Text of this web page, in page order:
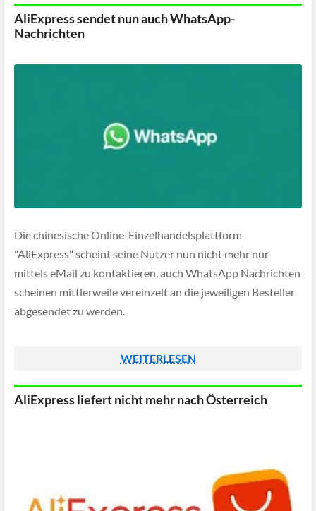
AliExpress sendet nun auch WhatsApp-
Nachrichten
Die chinesische Online-Einzelhandelsplattform
"AliExpress" scheint seine Nutzer nun nicht mehr nur
mittels eMail zu kontaktieren, auch WhatsApp Nachrichten
scheinen mittlerweile vereinzelt an die jeweiligen Besteller
abgesendet zu werden.
WEITERLESEN
AliExpress liefert nicht mehr nach Österreich